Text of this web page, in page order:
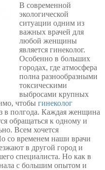
В современной
экологической
ситуации одним из
важных врачей для
любой женщины
является гинеколог.
Особенно в больших
городах, где атмосфера
полна разнообразными
токсическими
выбросами крупных
чтобы гинеколог
в полгода. Каждая женщина
обращаться к одному и
Всем хочется
со временем наши врачи
в другой город и
специалиста. Но как в
с большим опытом и